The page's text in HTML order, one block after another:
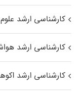
کارشناسی ارشد
کارشناسی ارشد
کارشناسی ارشد